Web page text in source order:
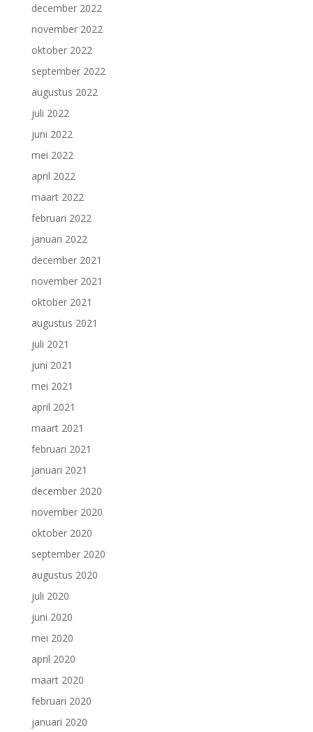
december 2022
november 2022
oktober 2022
september 2022
augustus 2022
juli 2022
juni 2022
mei 2022
april 2022
maart 2022
februari 2022
januari 2022
december 2021
november 2021
oktober 2021
augustus 2021
juli 2021
juni 2021
mei 2021
april 2021
maart 2021
februari 2021
januari 2021
december 2020
november 2020
oktober 2020
september 2020
augustus 2020
juli 2020
juni 2020
mei 2020
april 2020
maart 2020
februari 2020
januari 2020